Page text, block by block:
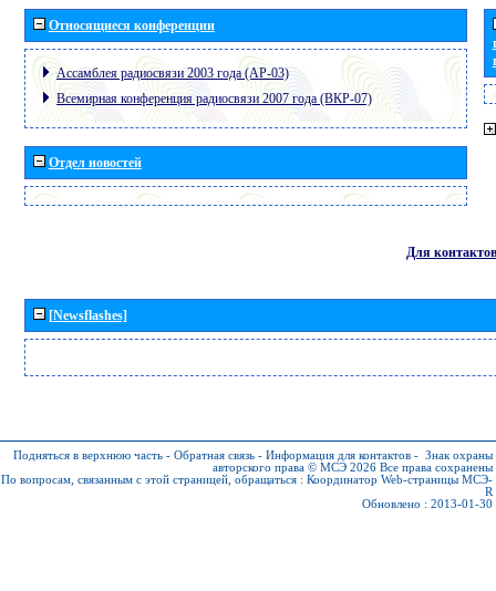
Относящиеся конференции
Ассамблея радиосвязи 2003 года (АР-03)
Всемирная конференция радиосвязи 2007 года (ВКР-07)
Отдел новостей
Для контактов
[Newsflashes]
Подняться в верхнюю часть - Обратная связь - Информация для контактов - Знак охраны
авторского права © МСЭ 2026 Все права сохранены
По вопросам, связанным с этой страницей, обращаться : Координатор Web-страницы МСЭ-
R
Обновлено : 2013-01-30